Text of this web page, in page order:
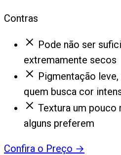
Contras
Pode não ser
extremamente secos
Pigmentação
quem busca cor
Textura um pouco
alguns preferem
Confira o Preço →